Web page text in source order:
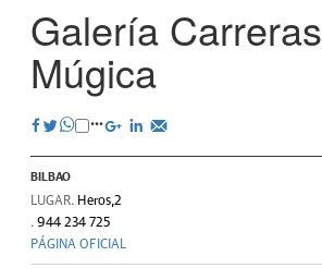
Galería Carreras
Múgica
BILBAO
LUGAR. Heros,2
. 944 234 725
PÁGINA OFICIAL